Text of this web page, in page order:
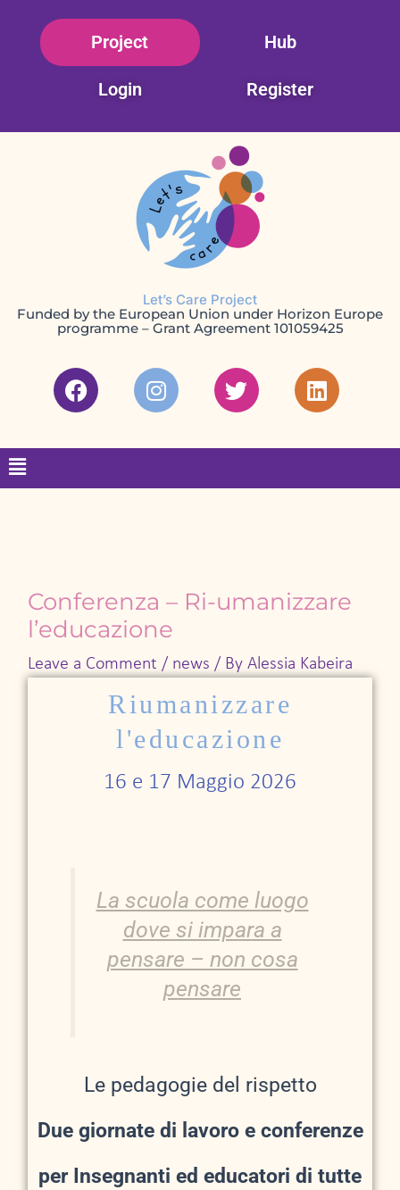
Project Hub
Login Register
Let’s Care Project
Funded by the European Union under Horizon Europe
programme – Grant Agreement 101059425
F
a
e
o
I
n
t
g
T
w
t
e
L
i
k
d
Menu
Conferenza – Ri-umanizzare
l’educazione
Leave a Comment / news / By Alessia Kabeira
Riumanizzare
l'educazione
16 e 17 Maggio 2026
La scuola come luogo
dove si impara a
pensare – non cosa
pensare
Le pedagogie del rispetto
Due giornate di lavoro e conferenze
per Insegnanti ed educatori di tutte